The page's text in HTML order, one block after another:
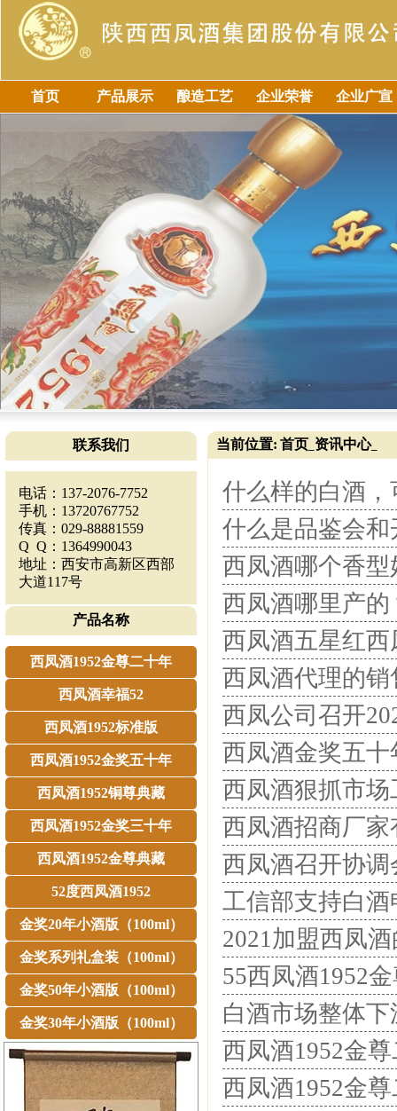
首页 产品展示 酿造工艺 企业荣誉 企业广宣
联系我们
电话：137-2076-7752
手机：13720767752
传真：029-88881559
Q Q：1364990043
地址：西安市高新区西部
大道117号
产品名称
西凤酒1952金尊二十年
西凤酒幸福52
西凤酒1952标准版
西凤酒1952金奖五十年
西凤酒1952铜尊典藏
西凤酒1952金奖三十年
西凤酒1952金尊典藏
52度西凤酒1952
金奖20年小酒版（100ml）
金奖系列礼盒装（100ml）
金奖50年小酒版（100ml）
金奖30年小酒版（100ml）
当前位置: 首页 资讯中心_
什么样的白酒
什么是品鉴会
西凤酒哪个香型
西凤酒哪里产
西凤酒五星红
西凤酒代理的
西凤公司召开
西凤酒金奖五
西凤酒狠抓市
西凤酒招商厂家
西凤酒召开协
工信部支持白
2021加盟西凤
55西凤酒1952
白酒市场整体
西凤酒1952金
西凤酒1952金